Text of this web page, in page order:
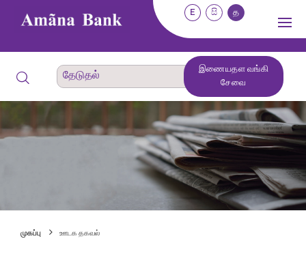
E සි த
இணையதள வங்கி
சேவை
முகப்பு ஊடக தகவல்